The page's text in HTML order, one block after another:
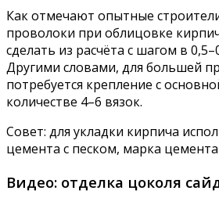
Как отмечают опытные
проволоки при облицовке
сделать из расчёта с шагом в
Другими словами, для большей
потребуется крепление с
количестве 4–6 вязок.
Совет: для укладки кирпича
цемента с песком, марка
Видео: отделка цоколя